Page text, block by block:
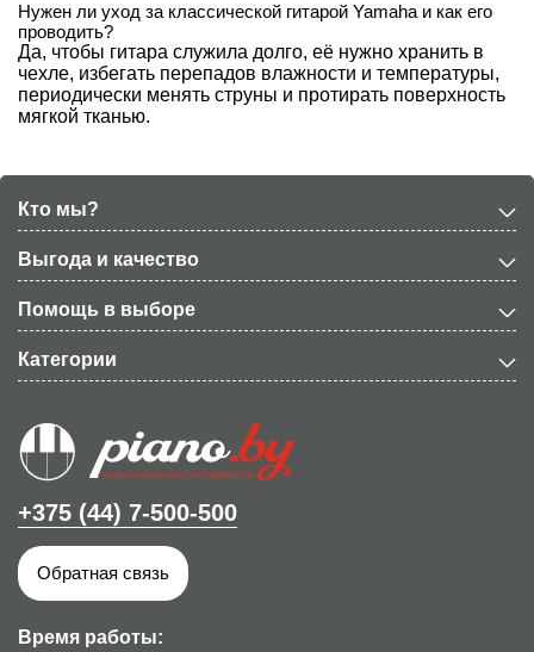
Нужен ли уход за классической гитарой Yamaha и как его
проводить?
Да, чтобы гитара служила долго, её нужно хранить в
чехле, избегать перепадов влажности и температуры,
периодически менять струны и протирать поверхность
мягкой тканью.
Кто мы?
Выгода и качество
Помощь в выборе
Категории
+375 (44) 7-500-500
Обратная связь
Время работы: